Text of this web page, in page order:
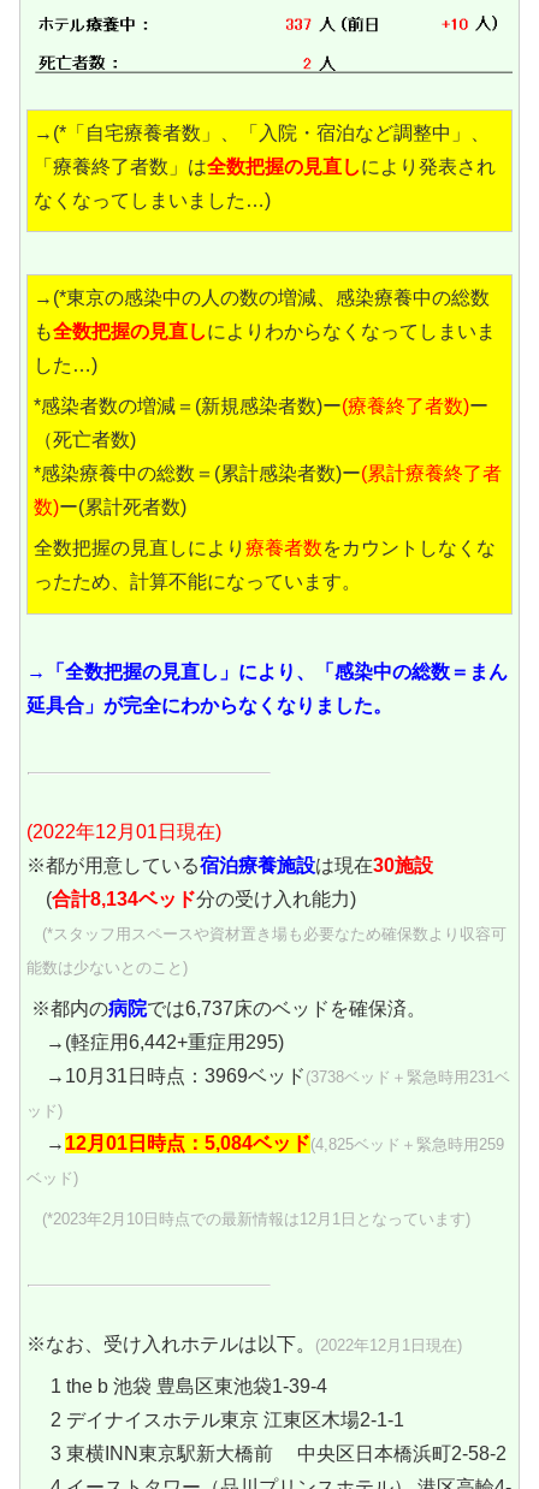
→(*「自宅療養者数」、「入院・宿泊など調整中」、
「療養終了者数」は全数把握の見直しにより発表され
なくなってしまいました…)
→(*東京の感染中の人の数の増減、感染療養中の総数
も全数把握の見直しによりわからなくなってしまいま
した…)
*感染者数の増減＝(新規感染者数)ー(療養終了者数)ー
（死亡者数)
*感染療養中の総数＝(累計感染者数)ー(累計療養終了者
数)ー(累計死者数)
全数把握の見直しにより 療養者数をカウントしなくな
ったため、計算不能になっています。
→「全数把握の見直し」により、「感染中の総数＝まん
延具合」が完全にわからなくなりました。
(2022年12月01日現在)
※都が用意している宿泊療養施設は現在30施設
(合計8,134ベッド分の受け入れ能力)
(*スタッフ用スペースや資材置き場も必要なため確保数より収容可
能数は少ないとのこと)
※都内の病院では6,737床のベッドを確保済。
→(軽症用6,442+重症用295)
→10月31日時点：3969ベッド (3738ベッド＋緊急時用231ベ
ッド)
→ 12月01日時点：5,084ベッド(4,825ベッド＋緊急時用259
ベッド)
(*2023年2月10日時点での最新情報は12月1日となっています)
※なお、受け入れホテルは以下。 (2022年12月1日現在)
1 the b 池袋 豊島区東池袋1-39-4
2 デイナイスホテル東京 江東区木場2-1-1
3 東横INN東京駅新大橋前 中央区日本橋浜町2-58-2